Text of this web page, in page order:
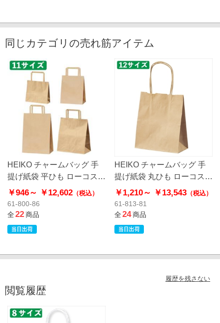
同じカテゴリの売れ筋アイテム
HEIKO チャームバッグ 手
提げ紙袋 平ひも ローコスト
タイプ 茶無地
￥946～ ￥12,602 （税込）
61-800-86
全22商品
HEIKO チャームバッグ 手
提げ紙袋 丸ひも ローコスト
タイプ 茶無地
￥1,210～ ￥13,543（税込）
61-813-81
全24商品
履歴を残さない
閲覧履歴